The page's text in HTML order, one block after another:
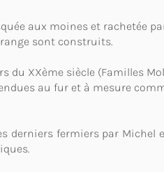
aux moines et rachetée
sont construits.
XXème siècle (Familles
au fur et à mesure
derniers fermiers par Michel